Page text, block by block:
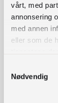
vårt, med
annonsering
med annen
eller som de
Nødvendig
kva mål.
difor
gjenbruk.
rosjektet
tenesta